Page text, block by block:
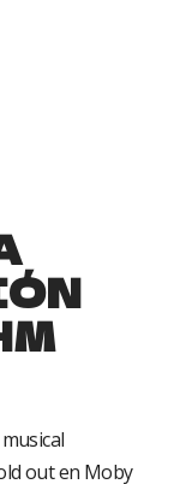
out en Moby